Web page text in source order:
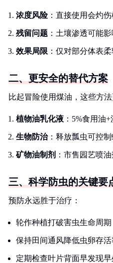
浓度风险：直接使用会灼
残留问题 ：土壤渗透可能
效果局限 ：仅对部分体表
二、更安全的替代方案
比起冒险使用煤油，这些方法
植物油乳化液 ：5%食用油
生物防治：释放瓢虫可控
矿物油制剂 ：市售园艺喷
三、科学防虫的关键要
预防永远胜于治疗：
轮作种植打破害虫生命周期
保持田间通风降低虫卵存活
定期检查叶片背面早发现早